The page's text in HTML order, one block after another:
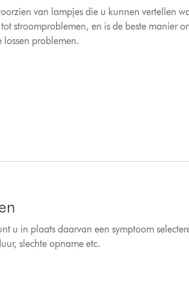
van lampjes die u kunnen vertellen
stroomproblemen, en is de beste manier
lossen problemen.
u in plaats daarvan een symptoom
slechte opname etc.